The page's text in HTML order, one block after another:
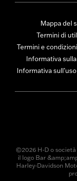
Mappa del
Termini di
Termini e
Informativa
Informativa
©2026 H-D o società
il logo Bar
Harley-Davidson